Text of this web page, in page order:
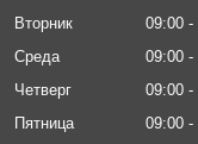
Вторник
09:00
Среда
09:00
Четверг
09:00
Пятница
09:00